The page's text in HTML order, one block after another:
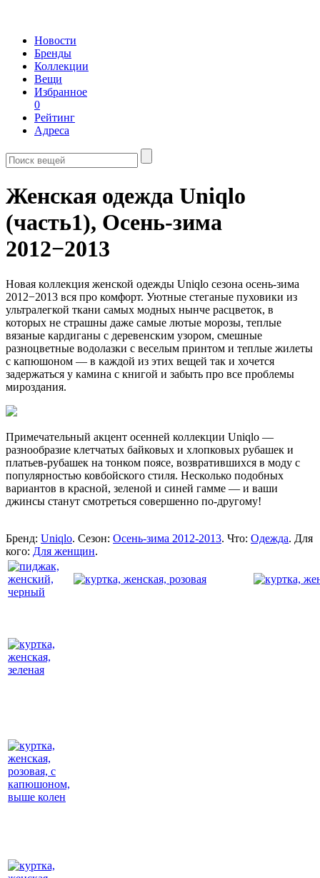
Новости
Бренды
Коллекции
Вещи
Избранное
0
Рейтинг
Адреса
Женская одежда Uniqlo
(часть1), Осень-зима
2012−2013
Новая коллекция женской одежды Uniqlo сезона осень-зима
2012−2013 вся про комфорт. Уютные стеганые пуховики из
ультралегкой ткани самых модных нынче расцветок, в
которых не страшны даже самые лютые морозы, теплые
вязаные кардиганы с деревенским узором, смешные
разноцветные водолазки с веселым принтом и теплые жилеты
с капюшоном — в каждой из этих вещей так и хочется
задержаться у камина с книгой и забыть про все проблемы
мироздания.
Примечательный акцент осенней коллекции Uniqlo —
разнообразие клетчатых байковых и хлопковых рубашек и
платьев-рубашек на тонком поясе, возвратившихся в моду с
популярностью ковбойского стиля. Несколько подобных
вариантов в красной, зеленой и синей гамме — и ваши
джинсы станут смотреться совершенно по-другому!
Бренд: Uniqlo. Сезон: Осень-зима 2012-2013. Что: Одежда. Для
кого: Для женщин.